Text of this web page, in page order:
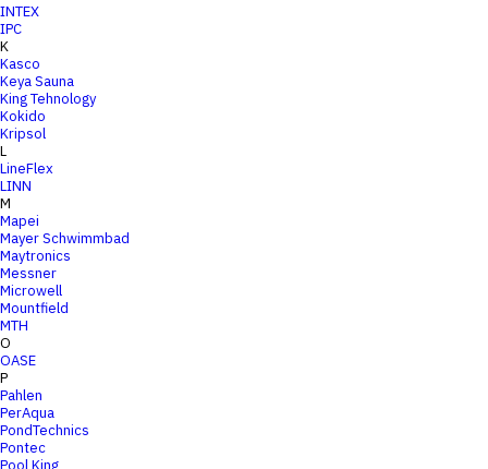
INTEX
IPC
K
Kasco
Keya Sauna
King Tehnology
Kokido
Kripsol
L
LineFlex
LINN
M
Mapei
Mayer Schwimmbad
Maytronics
Messner
Microwell
Mountfield
MTH
O
OASE
P
Pahlen
PerAqua
PondTechnics
Pontec
Pool King